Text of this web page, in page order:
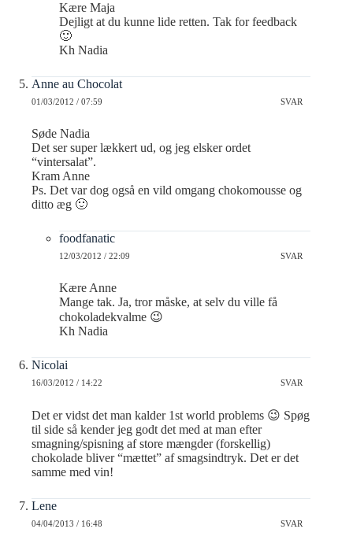
Kære Maja
Dejligt at du kunne lide retten. Tak for feedback
🙂
Kh Nadia
Anne au Chocolat
01/03/2012 / 07:59 SVAR
Søde Nadia
Det ser super lækkert ud, og jeg elsker ordet
“vintersalat”.
Kram Anne
Ps. Det var dog også en vild omgang chokomousse og
ditto æg 🙂
foodfanatic
12/03/2012 / 22:09 SVAR
Kære Anne
Mange tak. Ja, tror måske, at selv du ville få
chokoladekvalme 😉
Kh Nadia
Nicolai
16/03/2012 / 14:22 SVAR
Det er vidst det man kalder 1st world problems 😉 Spøg
til side så kender jeg godt det med at man efter
smagning/spisning af store mængder (forskellig)
chokolade bliver “mættet” af smagsindtryk. Det er det
samme med vin!
Lene
04/04/2013 / 16:48 SVAR